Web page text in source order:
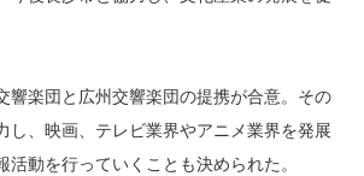
響楽団と広州交響楽団の提携が合意。その
し、映画、テレビ業界やアニメ業界を発展
活動を行っていくことも決められた。